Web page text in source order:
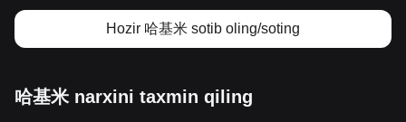
Hozir 哈基米 sotib oling/soting
哈基米 narxini taxmin qiling